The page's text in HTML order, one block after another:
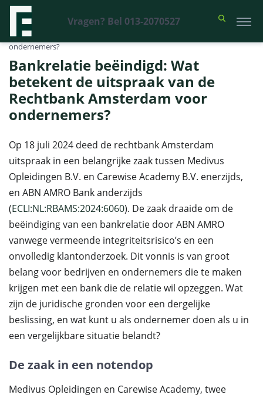
Vragen? Bel 013-2070527
Financieel Recht Advocaten >Uitspraken>Bankrelatie beëindigd: Wat
betekent de uitspraak van de Rechtbank Amsterdam voor
ondernemers?
Bankrelatie beëindigd: Wat
betekent de uitspraak van de
Rechtbank Amsterdam voor
ondernemers?
Op 18 juli 2024 deed de rechtbank Amsterdam
uitspraak in een belangrijke zaak tussen Medivus
Opleidingen B.V. en Carewise Academy B.V. enerzijds,
en ABN AMRO Bank anderzijds
(ECLI:NL:RBAMS:2024:6060). De zaak draaide om de
beëindiging van een bankrelatie door ABN AMRO
vanwege vermeende integriteitsrisico’s en een
onvolledig klantonderzoek. Dit vonnis is van groot
belang voor bedrijven en ondernemers die te maken
krijgen met een bank die de relatie wil opzeggen. Wat
zijn de juridische gronden voor een dergelijke
beslissing, en wat kunt u als ondernemer doen als u in
een vergelijkbare situatie belandt?
De zaak in een notendop
Medivus Opleidingen en Carewise Academy, twee